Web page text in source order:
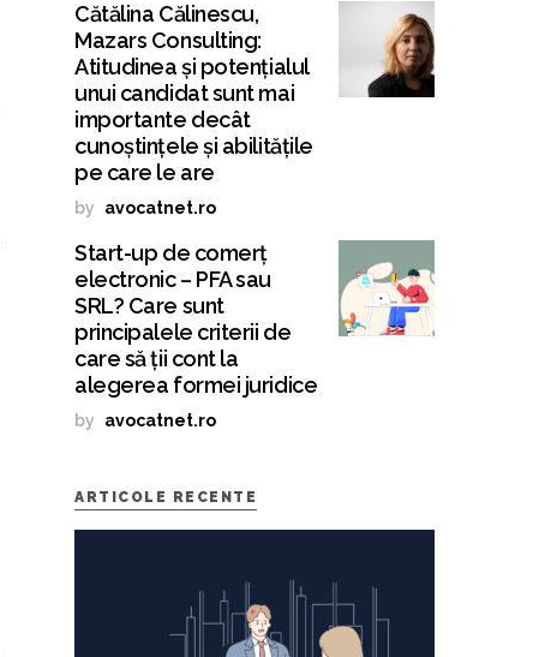
Cătălina Călinescu,
Mazars Consulting:
Atitudinea și potențialul
unui candidat sunt mai
importante decât
cunoștințele și abilitățile
pe care le are
by avocatnet.ro
Start-up de comerț
electronic – PFA sau
SRL? Care sunt
principalele criterii de
care să ții cont la
alegerea formei juridice
by avocatnet.ro
ARTICOLE RECENTE